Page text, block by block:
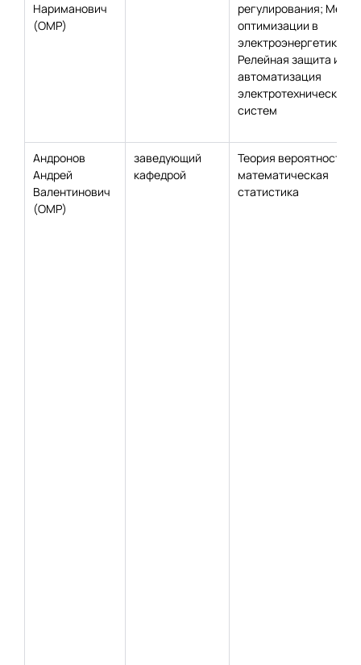
Нариманович
(ОМР)
регулирования;
оптимизации в
электроэнергетике;
Релейная защита и
автоматизация
электротехнических
систем
Андронов
Андрей
Валентинович
(ОМР)
заведующий
кафедрой
Теория вероятностей
математическая
статистика